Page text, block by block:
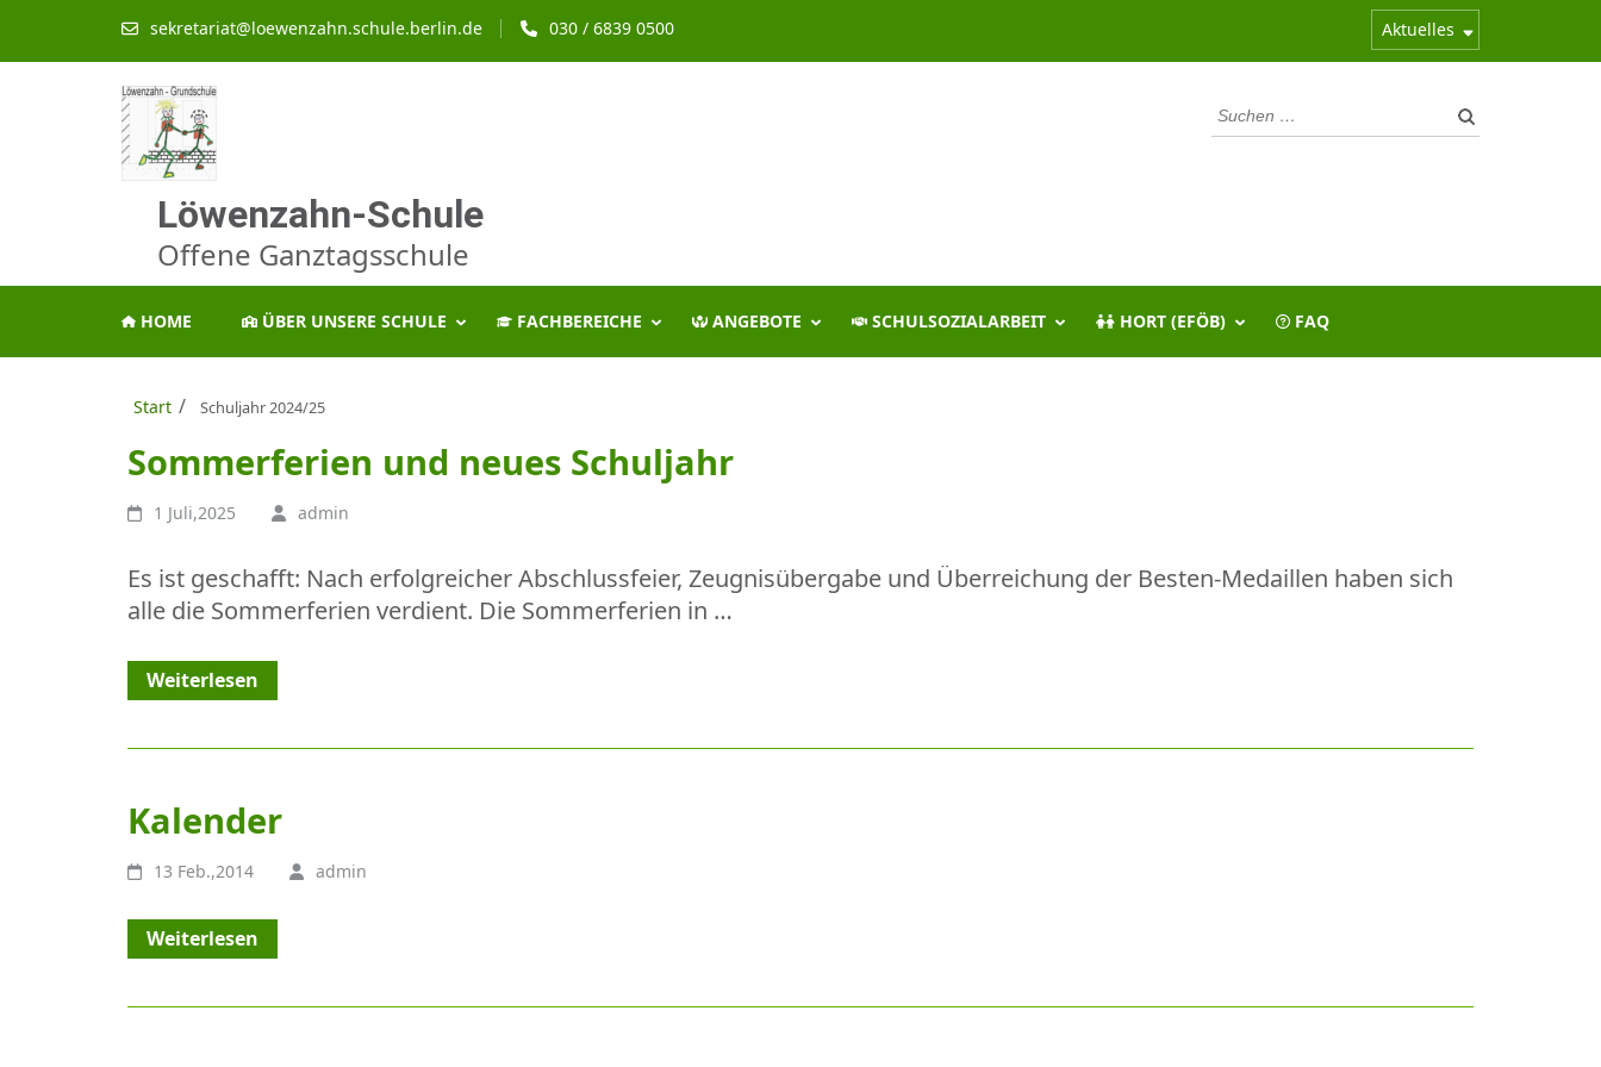
sekretariat@loewenzahn.schule.berlin.de 030 / 6839 0500 Aktuelles
Löwenzahn-Schule
Offene Ganztagsschule
Suchen
nach:
HOME ÜBER UNSERE SCHULE FACHBEREICHE ANGEBOTE SCHULSOZIALARBEIT HORT (EFÖB) FAQ
Start / Schuljahr 2024/25
Sommerferien und neues Schuljahr
1 Juli,2025 admin
Es ist geschafft: Nach erfolgreicher Abschlussfeier, Zeugnisübergabe und Überreichung der Besten-Medaillen haben sich
alle die Sommerferien verdient. Die Sommerferien in …
Weiterlesen
Kalender
13 Feb.,2014 admin
Weiterlesen